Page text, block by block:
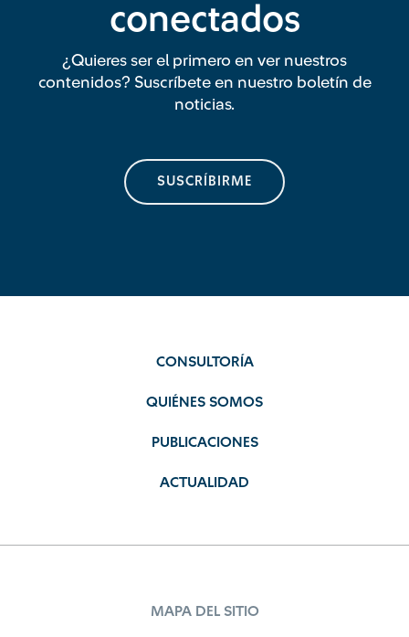
conectados
¿Quieres ser el primero en ver nuestros
contenidos? Suscríbete en nuestro boletín de
noticias.
SUSCRÍBIRME
CONSULTORÍA
QUIÉNES SOMOS
PUBLICACIONES
ACTUALIDAD
MAPA DEL SITIO